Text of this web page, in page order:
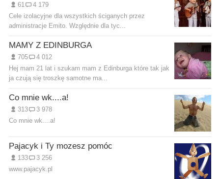
61
4 179
Cele izolacyjne dla wszystkich ściganych przez
administracje Emito. Względnie dla tyc...
MAMY Z EDINBURGA
705
4 012
Hej mam 21 lat i szukam mam z Edinburga które tak jak
ja czują się troszkę samotne ma...
Co mnie wk....a!
313
3 978
Co mnie wk....a!
Pajacyk i Ty mozesz pomóc
133
3 256
www.pajacyk.pl